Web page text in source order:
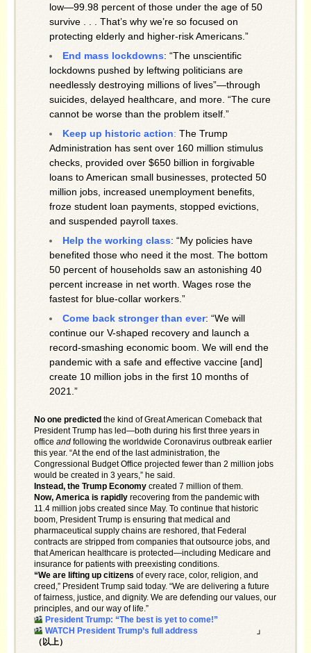
low—99.98 percent of those under the age of 50
survive . . . That’s why we’re so focused on
protecting elderly and higher-risk Americans.”
End mass lockdowns: “The unscientific
lockdowns pushed by leftwing politicians are
needlessly destroying millions of lives”—through
suicides, delayed healthcare, and more. “The cure
cannot be worse than the problem itself.”
Keep up historic action: The Trump
Administration has sent over 160 million stimulus
checks, provided over $650 billion in forgivable
loans to American small businesses, protected 50
million jobs, increased unemployment benefits,
froze student loan payments, stopped evictions,
and suspended payroll taxes.
Help the working class: “My policies have
benefited those who need it the most. The bottom
50 percent of households saw an astonishing 40
percent increase in net worth. Wages rose the
fastest for blue-collar workers.”
Come back stronger than ever: “We will
continue our V-shaped recovery and launch a
record-smashing economic boom. We will end the
pandemic with a safe and effective vaccine [and]
create 10 million jobs in the first 10 months of
2021.”
No one predicted the kind of Great American Comeback that
President Trump has led—both during his first three years in
office and following the worldwide Coronavirus outbreak earlier
this year. “At the end of the last administration, the
Congressional Budget Office projected fewer than 2 million jobs
would be created in 3 years,” he said.
Instead, the Trump Economycreated 7 million of them.
Now, America is rapidly recovering from the pandemic with
11.4 million jobs created since May. To continue that historic
boom, President Trump is ensuring that medical and
pharmaceutical supply chains are reshored, that Federal
contracts are stripped from companies that outsource jobs, and
that American healthcare is protected—including Medicare and
insurance for patients with preexisting conditions.
“We are lifting up citizens of every race, color, religion, and
creed,” President Trump said today. “We are delivering a future
of fairness, justice, and dignity. We are defending our values, our
principles, and our way of life.”
President Trump: “The best is yet to come!”
WATCH President Trump’s full address
」
（以上）